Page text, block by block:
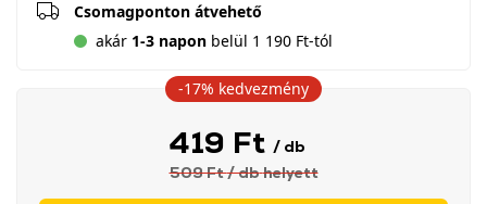
Csomagponton átvehető
akár 1-3 napon belül 1 190 Ft-tól
419 Ft / db
509 Ft/ dbhelyett
-17% kedvezmény